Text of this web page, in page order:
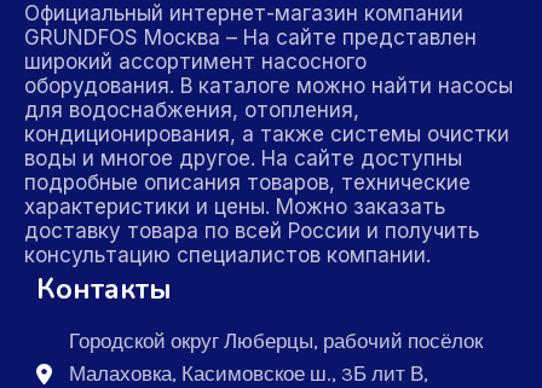
Официальный интернет-магазин компании
GRUNDFOS Москва – На сайте представлен
широкий ассортимент насосного
оборудования. В каталоге можно найти насосы
для водоснабжения, отопления,
кондиционирования, а также системы очистки
воды и многое другое. На сайте доступны
подробные описания товаров, технические
характеристики и цены. Можно заказать
доставку товара по всей России и получить
консультацию специалистов компании.
Контакты
Городской округ Люберцы, рабочий посёлок
Малаховка, Касимовское ш., 3Б лит В,